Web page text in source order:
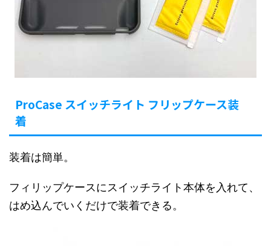
ProCase スイッチライト フリップケース装
着
装着は簡単。
フィリップケースにスイッチライト本体を入れて、
はめ込んでいくだけで装着できる。